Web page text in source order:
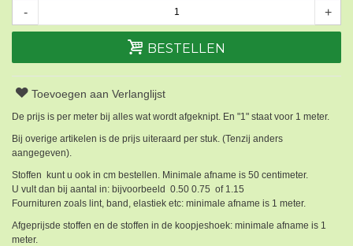
- +
BESTELLEN
Toevoegen aan Verlanglijst
De prijs is per meter bij alles wat wordt afgeknipt. En "1" staat voor 1 meter.
Bij overige artikelen is de prijs uiteraard per stuk. (Tenzij anders
aangegeven).
Stoffen kunt u ook in cm bestellen. Minimale afname is 50 centimeter.
U vult dan bij aantal in: bijvoorbeeld 0.50 0.75 of 1.15
Fournituren zoals lint, band, elastiek etc: minimale afname is 1 meter.
Afgeprijsde stoffen en de stoffen in de koopjeshoek: minimale afname is 1
meter.